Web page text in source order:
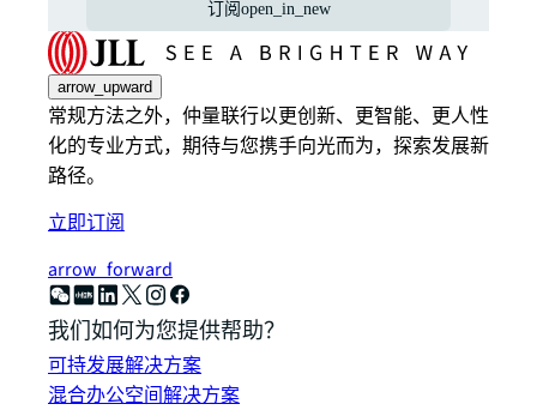
订阅 open_in_new
arrow_upward
常规方法之外，仲量联行以更创新、更智能、更人性
化的专业方式，期待与您携手向光而为，探索发展新
路径。
立即订阅
arrow_forward
我们如何为您提供帮助？
可持发展解决方案
混合办公空间解决方案